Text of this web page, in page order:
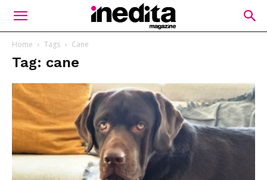
Home Tags Cane
Tag: cane